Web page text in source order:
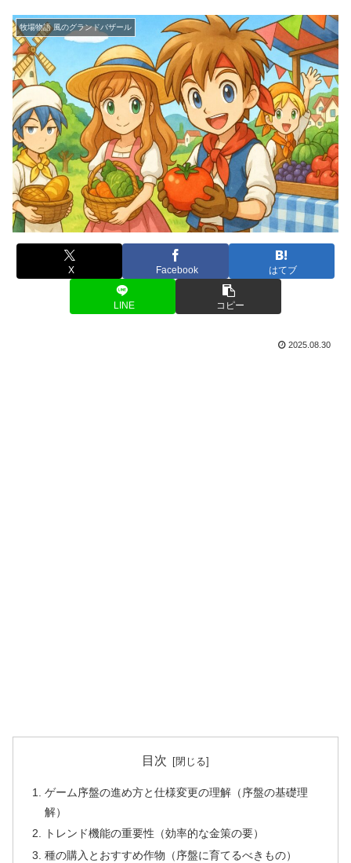
牧場物語 風のグランドバザール
X Facebook はてブ
LINE コピー
2025.08.30
目次
ゲーム序盤の進め方と仕様変更の理解（序盤の基礎理
解）
トレンド機能の重要性（効率的な金策の要）
種の購入とおすすめ作物（序盤に育てるべきもの）